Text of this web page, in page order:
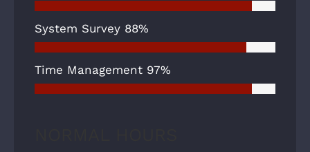
System Survey 88%
Time Management 97%